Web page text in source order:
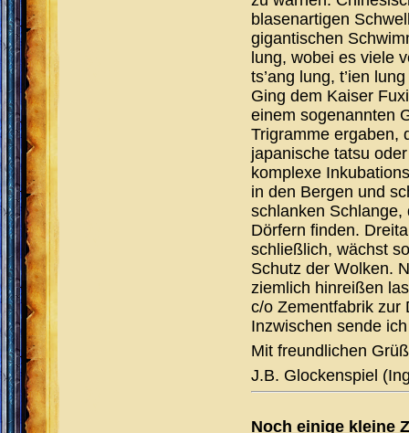
blasenartigen
gigantischen
lung, wobei es viele
ts’ang lung, t’ien
Ging dem Kaiser
einem sogenannten
Trigramme ergaben,
japanische tatsu
komplexe
in den Bergen und
schlanken
Dörfern finden.
schließlich, wächst
Schutz der Wolken.
ziemlich hinreißen
c/o Zementfabrik zur
Inzwischen sende
Mit freundlichen
J.B. Glockenspiel
Noch einige kleine